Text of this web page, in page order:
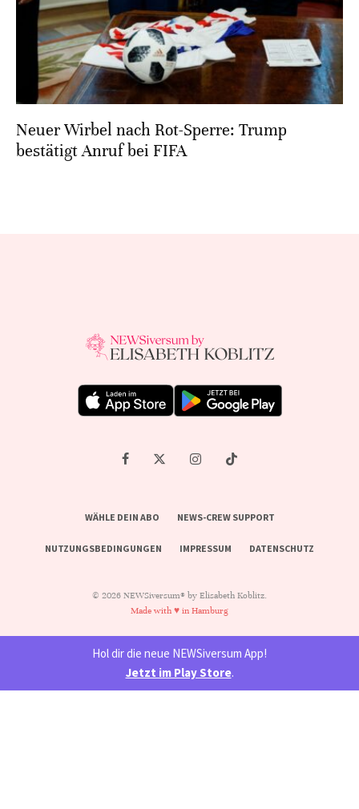
Neuer Wirbel nach Rot-Sperre: Trump
bestätigt Anruf bei FIFA
WÄHLE DEIN ABO NEWS-CREW SUPPORT
NUTZUNGSBEDINGUNGEN IMPRESSUM DATENSCHUTZ
© 2026 NEWSiversum® by Elisabeth Koblitz.
Made with ♥ in Hamburg
Hol dir die neue NEWSiversum App!
Jetzt im Play Store.